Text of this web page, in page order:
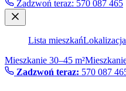
Zadzwoń teraz: 570 087 465
Lista mieszkańLokalizacja
Mieszkanie 30–45 m²
Zadzwoń teraz: 570 087